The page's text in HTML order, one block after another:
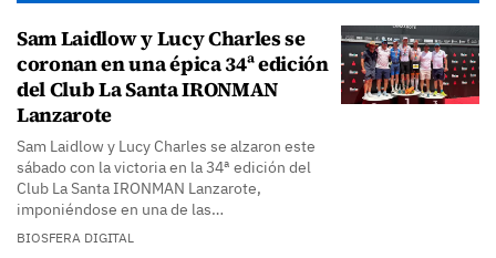
Sam Laidlow y Lucy Charles se
coronan en una épica 34ª edición
del Club La Santa IRONMAN
Lanzarote
Sam Laidlow y Lucy Charles se alzaron este
sábado con la victoria en la 34ª edición del
Club La Santa IRONMAN Lanzarote,
imponiéndose en una de las…
BIOSFERA DIGITAL